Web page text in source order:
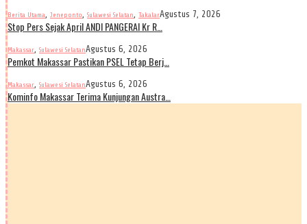
Berita Utama, Jeneponto, Sulawesi Selatan, TakalarAgustus 7, 2026
Stop Pers Sejak April ANDI PANGERAI Kr R…
Makassar, Sulawesi SelatanAgustus 6, 2026
Pemkot Makassar Pastikan PSEL Tetap Berj…
Makassar, Sulawesi SelatanAgustus 6, 2026
Kominfo Makassar Terima Kunjungan Austra…